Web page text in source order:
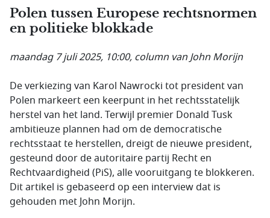
Polen tussen Europese rechtsnormen
en politieke blokkade
maandag 7 juli 2025, 10:00, column van John Morijn
De verkiezing van Karol Nawrocki tot president van
Polen markeert een keerpunt in het rechtsstatelijk
herstel van het land. Terwijl premier Donald Tusk
ambitieuze plannen had om de democratische
rechtsstaat te herstellen, dreigt de nieuwe president,
gesteund door de autoritaire partij Recht en
Rechtvaardigheid (PiS), alle vooruitgang te blokkeren.
Dit artikel is gebaseerd op een interview dat is
gehouden met John Morijn.